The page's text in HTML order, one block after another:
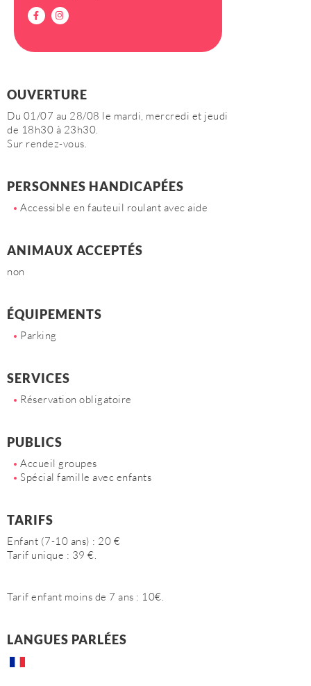
OUVERTURE
Du 01/07 au 28/08 le mardi, mercredi et jeudi
de 18h30 à 23h30.
Sur rendez-vous.
PERSONNES HANDICAPÉES
Accessible en fauteuil roulant avec aide
ANIMAUX ACCEPTÉS
non
ÉQUIPEMENTS
Parking
SERVICES
Réservation obligatoire
PUBLICS
Accueil groupes
Spécial famille avec enfants
TARIFS
Enfant (7-10 ans) : 20 €
Tarif unique : 39 €.
Tarif enfant moins de 7 ans : 10€.
LANGUES PARLÉES